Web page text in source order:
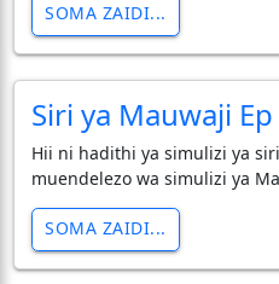
SOMA ZAIDI...
Siri ya Mauwaji
Hii ni hadithi ya simulizi ya
muendelezo wa simulizi ya
SOMA ZAIDI...